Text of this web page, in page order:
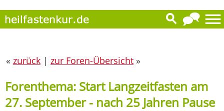
« zurück | zur Foren-Übersicht »
Forenthema: Start Langzeitfasten am
27. September - nach 25 Jahren Pause